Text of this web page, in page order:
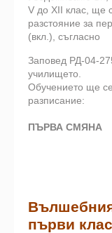
V до XII клас, ще
разстояние за
(вкл.), съгласно
Заповед РД-04-
училището.
Обучението ще
разписание:
ПЪРВА СМЯНА
първи клас